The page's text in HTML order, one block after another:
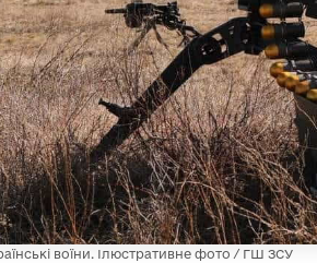
воїни. Ілюстративне фото / ГШ ЗСУ